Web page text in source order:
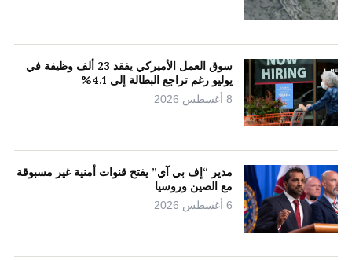
سوق العمل الأميركي يفقد 23 ألف وظيفة في
يوليو رغم تراجع البطالة إلى 4.1%
8 أغسطس 2026
مدير “إف بي آي” يفتح قنوات أمنية غير مسبوقة
مع الصين وروسيا
6 أغسطس 2026